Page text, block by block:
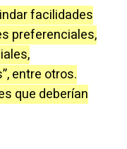
facilidades
preferenciales,
entre otros.
que deberían